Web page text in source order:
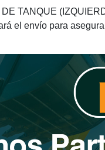
TANQUE
el envío para